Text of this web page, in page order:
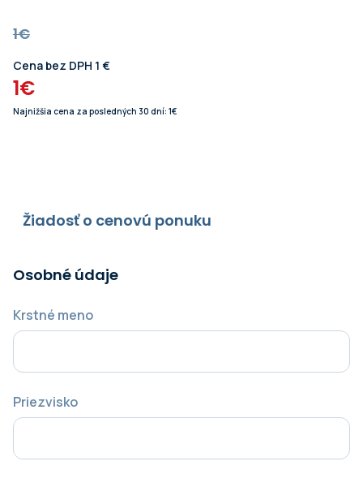
1€
Cena bez DPH 1 €
1€
Najnižšia cena za posledných 30 dní: 1€
Žiadosť o cenovú ponuku
Osobné údaje
Krstné meno
Priezvisko